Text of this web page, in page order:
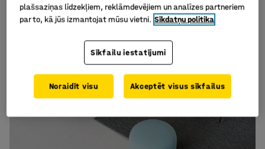
plašsaziņas līdzekļiem, reklāmdevējiem un analīzes partneriem
par to, kā jūs izmantojat mūsu vietni. Sīkdatņu politika
Sīkfailu iestatījumi
Noraidīt visu Akceptēt visus sīkfailus